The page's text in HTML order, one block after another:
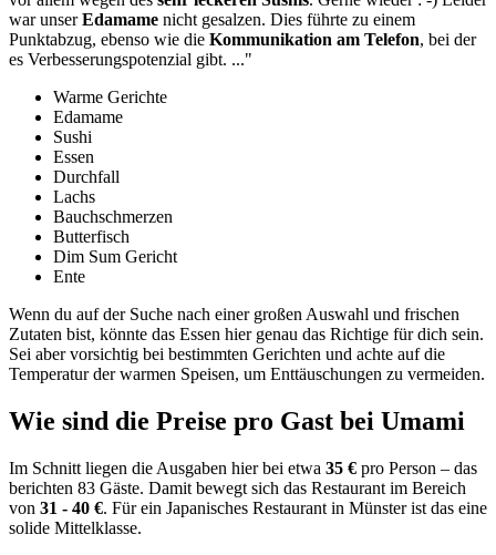
warunserEdamame nicht gesalzen. Dies führte zu einem
Punktabzug, ebenso wie die Kommunikation am Telefon, bei der
es Verbesserungspotenzial gibt. ..."
Warme Gerichte
Edamame
Sushi
Essen
Durchfall
Lachs
Bauchschmerzen
Butterfisch
Dim Sum Gericht
Ente
Wenn du auf der Suche nach einer großen Auswahl und frischen
Zutaten bist, könnte das Essen hier genau das Richtige für dich sein.
Sei aber vorsichtig bei bestimmten Gerichten und achte auf die
Temperatur der warmen Speisen, um Enttäuschungen zu vermeiden.
Wie sind die Preise pro Gast bei Umami
Im Schnitt liegen die Ausgaben hier bei etwa 35 € pro Person – das
berichten 83 Gäste. Damit bewegt sich das Restaurant im Bereich
von 31 - 40 €. Für ein Japanisches Restaurant in Münster ist das eine
solide Mittelklasse.